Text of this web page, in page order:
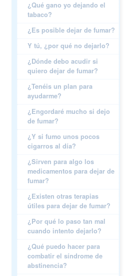
¿Qué gano yo dejando el
tabaco?
¿Es posible dejar de fumar?
Y tú, ¿por qué no dejarlo?
¿Dónde debo acudir si
quiero dejar de fumar?
¿Tenéis un plan para
ayudarme?
¿Engordaré mucho si dejo
de fumar?
¿Y si fumo unos pocos
cigarros al día?
¿Sirven para algo los
medicamentos para dejar de
fumar?
¿Existen otras terapias
útiles para dejar de fumar?
¿Por qué lo paso tan mal
cuando intento dejarlo?
¿Qué puedo hacer para
combatir el síndrome de
abstinencia?